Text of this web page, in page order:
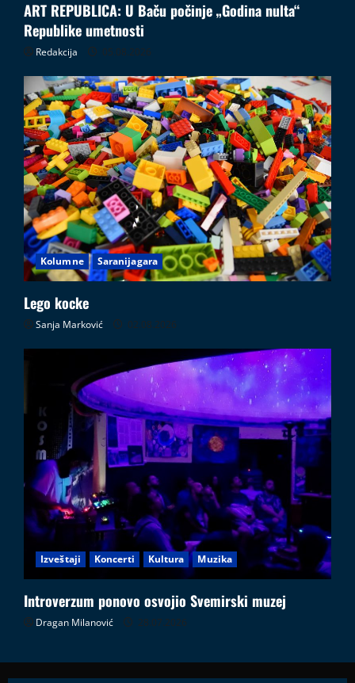
ART REPUBLICA: U Baču počinje „Godina nulta“
Republike umetnosti
Redakcija 05.08.2026
Kolumne Saranijagara
Lego kocke
Sanja Marković 02.08.2026
Izveštaji Koncerti Kultura Muzika
Introverzum ponovo osvojio Svemirski muzej
Dragan Milanović 28.07.2026